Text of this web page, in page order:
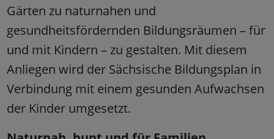
Gärten zu naturnahen und
gesundheitsfördernden Bildungsräumen – für
und mit Kindern – zu gestalten. Mit diesem
Anliegen wird der Sächsische Bildungsplan in
Verbindung mit einem gesunden Aufwachsen
der Kinder umgesetzt.